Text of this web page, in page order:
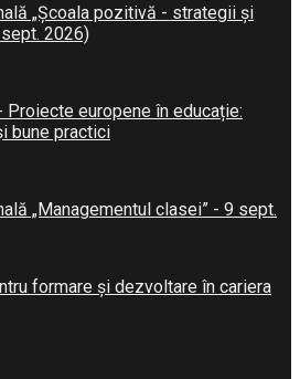
„Școala pozitivă - strategii și
2026)
Proiecte europene în educație:
bune practici
„Managementul clasei” - 9 sept.
formare și dezvoltare în cariera